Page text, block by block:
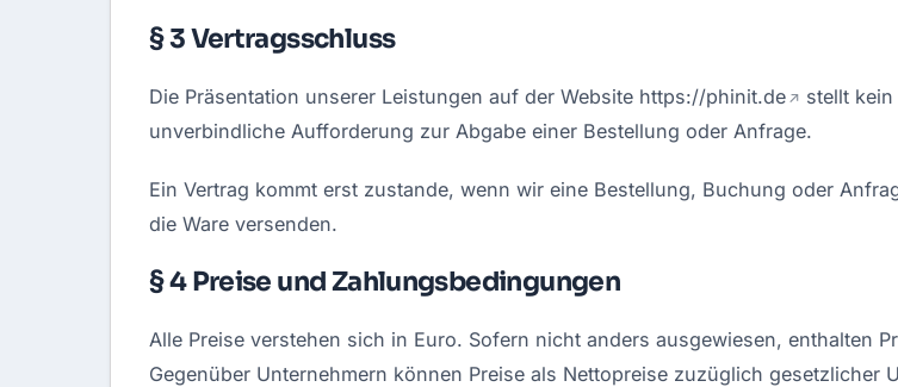
§ 3 Vertragsschluss
Die Präsentation unserer Leistungen auf der Website https://phinit.de
stellt
unverbindliche Aufforderung zur Abgabe einer Bestellung oder Anfrage.
Ein Vertrag kommt erst zustande, wenn wir eine Bestellung, Buchung oder
die Ware versenden.
§ 4 Preise und Zahlungsbedingungen
Alle Preise verstehen sich in Euro. Sofern nicht anders ausgewiesen, enthalten
Gegenüber Unternehmern können Preise als Nettopreise zuzüglich gesetzlicher